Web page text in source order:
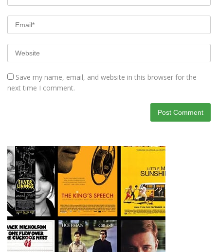
Save my name, email, and website in this browser for the
next time I comment.